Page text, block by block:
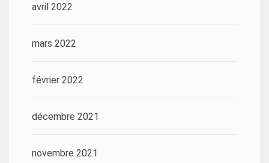
avril 2022
mars 2022
février 2022
décembre 2021
novembre 2021